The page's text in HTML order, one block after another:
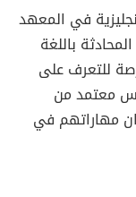
في المعهد
باللغة
للتعرف على
معتمد من
مهاراتهم في